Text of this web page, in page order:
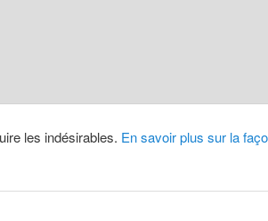
les indésirables. En savoir plus sur la